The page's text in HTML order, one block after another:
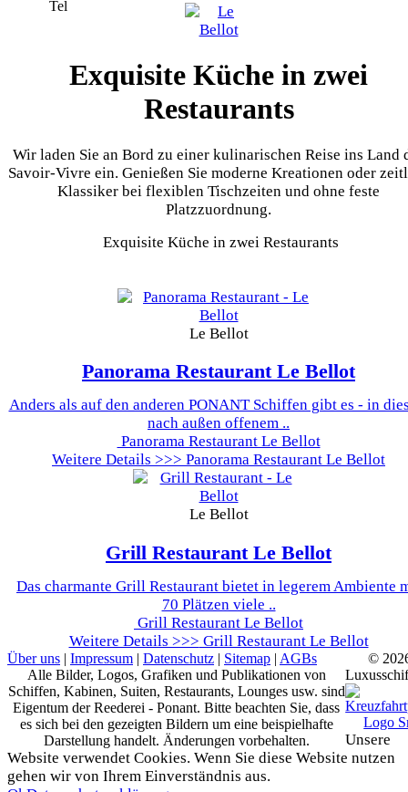
Exquisite Küche in zwei
Restaurants
Wir laden Sie an Bord zu einer kulinarischen Reise ins Land
Savoir-Vivre ein. Genießen Sie moderne Kreationen oder
Klassiker bei flexiblen Tischzeiten und ohne feste
Platzzuordnung.
Exquisite Küche in zwei Restaurants
Le Bellot
Panorama RestaurantLe Bellot
Anders als auf den anderen PONANT Schiffen gibt es - in
nach außen offenem ..
Panorama Restaurant Le Bellot
Weitere Details >>> Panorama Restaurant Le Bellot
Le Bellot
Grill RestaurantLe Bellot
Das charmante Grill Restaurant bietet in legerem Ambiente
70 Plätzen viele ..
Grill Restaurant Le Bellot
Weitere Details >>> Grill Restaurant Le Bellot
Über uns | Impressum | Datenschutz | Sitemap | AGBs
Alle Bilder, Logos, Grafiken und Publikationen von
Schiffen, Kabinen, Suiten, Restaurants, Lounges usw. sind
Eigentum der Reederei - Ponant. Bitte beachten Sie, dass
es sich bei den gezeigten Bildern um eine beispielhafte
Darstellung handelt. Änderungen vorbehalten.
©
Unsere
Website verwendet Cookies. Wenn Sie diese Website nutzen
gehen wir von Ihrem Einverständnis aus.